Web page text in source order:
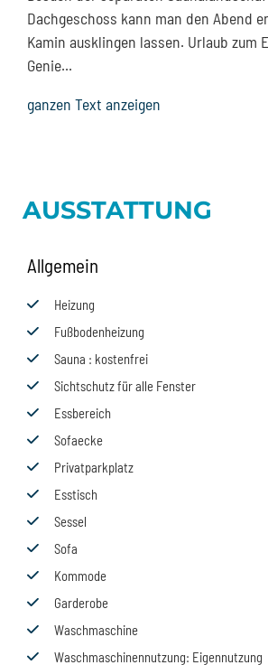
Dachgeschoss kann man den Abend
Kamin ausklingen lassen. Urlaub zum
Genie...
ganzen Text anzeigen
AUSSTATTUNG
Allgemein
Heizung
Fußbodenheizung
Sauna : kostenfrei
Sichtschutz für alle Fenster
Essbereich
Sofaecke
Privatparkplatz
Esstisch
Sessel
Sofa
Kommode
Garderobe
Waschmaschine
Waschmaschinennutzung: Eigennutzung